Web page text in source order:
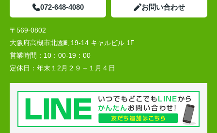
072-648-4080 お問い合わせ
〒569-0802
大阪府高槻市北園町19-14 キャルビル 1F
営業時間： 10：00-19：00
定休日： 年末１2月２９～１月４日